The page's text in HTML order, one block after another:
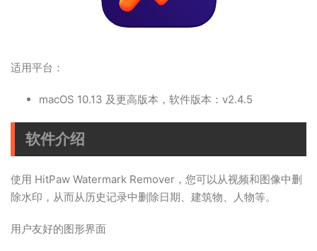
适用平台：
macOS 10.13 及更高版本，软件版本：v2.4.5
软件介绍
使用 HitPaw Watermark Remover，您可以从视频和图像中删
除水印，从而从历史记录中删除日期、建筑物、人物等。
用户友好的图形界面